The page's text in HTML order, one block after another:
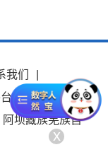
我们
坝藏族羌族自
x